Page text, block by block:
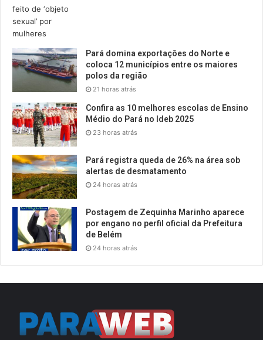
Pará domina exportações do Norte e
coloca 12 municípios entre os maiores
polos da região
21 horas atrás
Confira as 10 melhores escolas de Ensino
Médio do Pará no Ideb 2025
23 horas atrás
Pará registra queda de 26% na área sob
alertas de desmatamento
24 horas atrás
Postagem de Zequinha Marinho aparece
por engano no perfil oficial da Prefeitura
de Belém
24 horas atrás